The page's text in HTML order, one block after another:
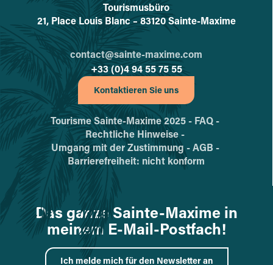
L'office de tourisme de Sainte-
Tourismusbüro
21, Place Louis Blanc – 83120 Sainte-Maxime
contact@sainte-maxime.com
+33 (0)4 94 55 75 55
Kontaktieren Sie uns
Tourisme Sainte-Maxime 2025 - FAQ -
Rechtliche Hinweise -
Umgang mit der Zustimmung -AGB -
Barrierefreiheit: nicht konform
Das ganze Sainte-Maxime in
meinem E-Mail-Postfach!
Ich melde mich für den Newsletter an